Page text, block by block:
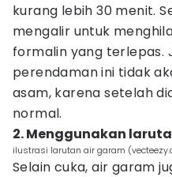
kurang lebih 30 menit.
mengalir untuk
formalin yang terlepas.
perendaman ini tidak
asam, karena setelah
normal.
2. Menggunakan
ilustrasi larutan air garam
Selain cuka, air garam